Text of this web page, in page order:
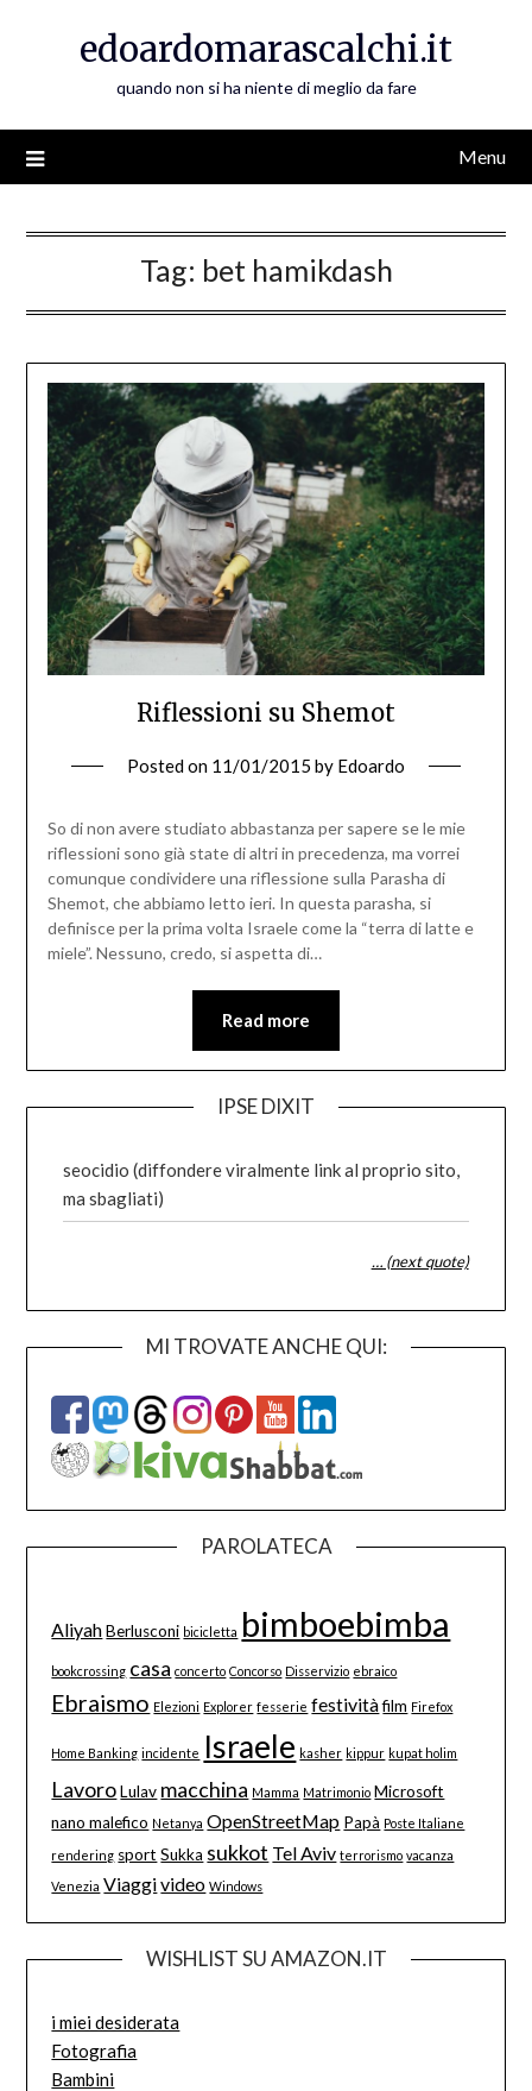
edoardomarascalchi.it
quando non si ha niente di meglio da fare
Menu
Tag: bet hamikdash
Riflessioni su Shemot
Posted on 11/01/2015 by Edoardo
So di non avere studiato abbastanza per sapere se le mie
riflessioni sono già state di altri in precedenza, ma vorrei
comunque condividere una riflessione sulla Parasha di
Shemot, che abbiamo letto ieri. In questa parasha, si
definisce per la prima volta Israele come la “terra di latte e
miele”. Nessuno, credo, si aspetta di…
Read more
IPSE DIXIT
seocidio (diffondere viralmente link al proprio sito,
ma sbagliati)
… (next quote)
MI TROVATE ANCHE QUI:
PAROLATECA
Aliyah Berlusconi bicicletta bimboebimba
bookcrossing casa concerto Concorso Disservizio ebraico
Ebraismo Elezioni Explorer fesserie festività film Firefox
Home Banking incidente Israele kasher kippur kupat holim
Lavoro Lulav macchina Mamma Matrimonio Microsoft
nano malefico Netanya OpenStreetMap Papà Poste Italiane
rendering sport Sukka sukkot Tel Aviv terrorismo vacanza
Venezia Viaggivideo Windows
WISHLIST SU AMAZON.IT
i miei desiderata
Fotografia
Bambini